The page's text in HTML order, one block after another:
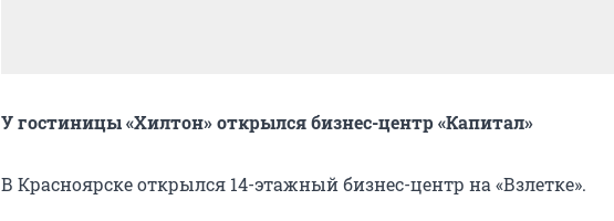
У гостиницы «Хилтон» открылся бизнес-центр «Капитал»
В Красноярске открылся 14-этажный бизнес-центр на «Взлетке».